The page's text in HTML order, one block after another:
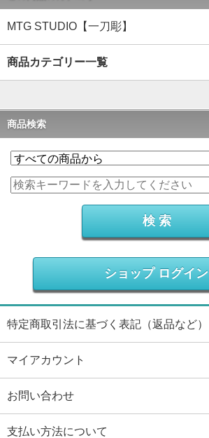
MTG STUDIO【一刀彫】
商品カテゴリー一覧
商品検索
ショップ ログイン
特定商取引法に基づく表記（返品など）
マイアカウント
お問い合わせ
支払い方法について